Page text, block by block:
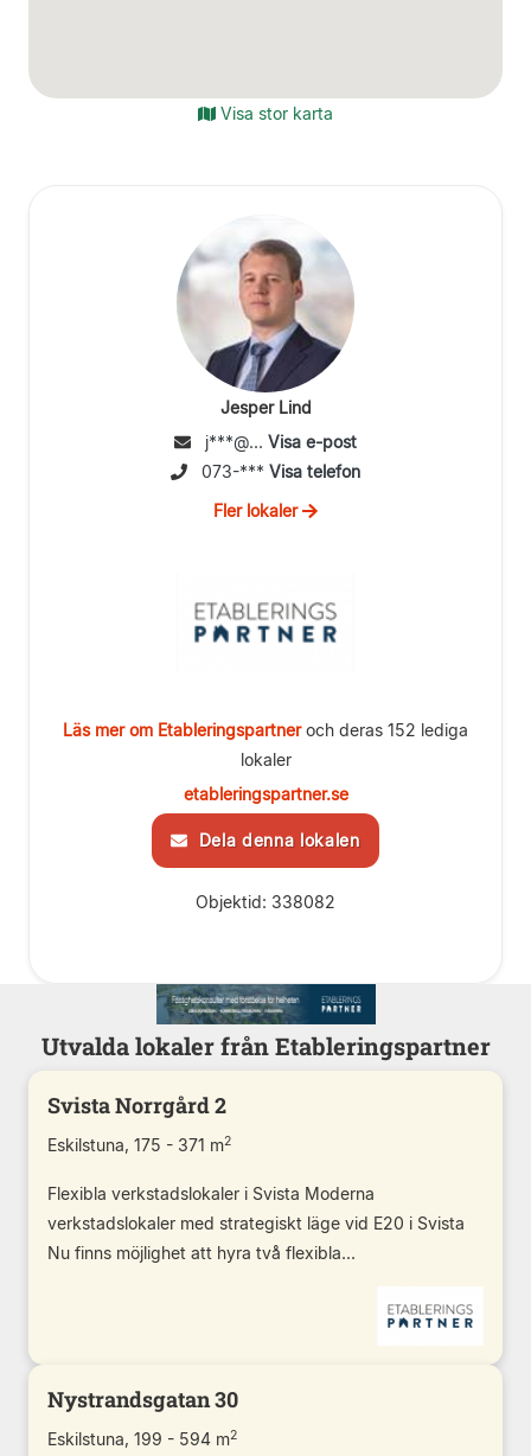
Visa stor karta
Jesper Lind
j***@... Visa e-post
073-*** Visa telefon
Fler lokaler
Läs mer om Etableringspartneroch deras 152 lediga
lokaler
etableringspartner.se
Dela denna lokalen
Objektid: 338082
Utvalda lokaler från Etableringspartner
Svista Norrgård 2
Eskilstuna, 175 - 371 m2
Flexibla verkstadslokaler i Svista Moderna
verkstadslokaler med strategiskt läge vid E20 i Svista
Nu finns möjlighet att hyra två flexibla...
Nystrandsgatan 30
Eskilstuna, 199 - 594 m2